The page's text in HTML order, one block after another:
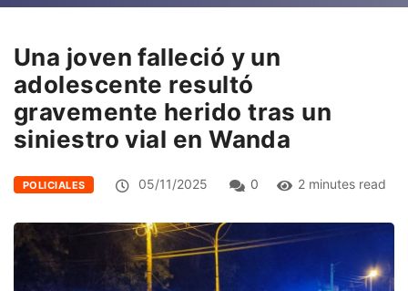
Una joven falleció y un
adolescente resultó
gravemente herido tras un
siniestro vial en Wanda
POLICIALES 05/11/2025 0 2 minutes read